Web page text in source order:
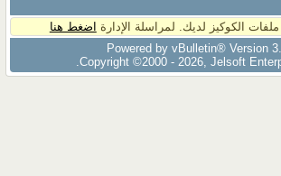
الكوكيز لديك. لمراسلة الإدارة اضغط هنا
Powered by vBulletin® Version
Copyright ©2000 - 2026, Jelsoft